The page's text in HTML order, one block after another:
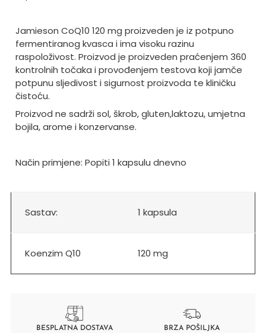
Jamieson CoQ10 120 mg proizveden je iz potpuno
fermentiranog kvasca i ima visoku razinu
raspoloživost. Proizvod je proizveden praćenjem 360
kontrolnih točaka i provođenjem testova koji jamče
potpunu sljedivost i sigurnost proizvoda te kliničku
čistoću.
Proizvod ne sadrži sol, škrob, gluten,laktozu, umjetna
bojila, arome i konzervanse.
Način primjene: Popiti 1 kapsulu dnevno
Sastav: 1 kapsula
Koenzim Q10 120 mg
BESPLATNA DOSTAVA BRZA POŠILJKA